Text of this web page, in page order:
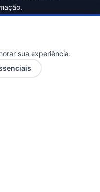
sua experiência.